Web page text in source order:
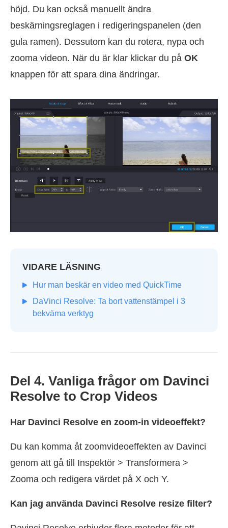
höjd. Du kan också manuellt ändra
beskärningsreglagen i redigeringspanelen (den
gula ramen). Dessutom kan du rotera, nypa och
zooma videon. När du är klar klickar du på OK
knappen för att spara dina ändringar.
VIDARE LÄSNING
Hur man beskär en video med QuickTime
DaVinci Resolve: Ta bort vattenstämpel i 3
bekväma verktyg
Del 4. Vanliga frågor om Davinci
Resolve to Crop Videos
Har Davinci Resolve en zoom-in videoeffekt?
Du kan komma åt zoomvideoeffekten av Davinci
genom att gå till Inspektör > Transformera >
Zooma och redigera värdet på X och Y.
Kan jag använda Davinci Resolve resize filter?